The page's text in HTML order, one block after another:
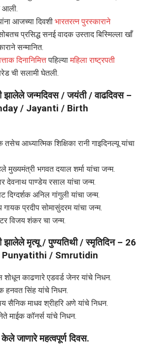
आली.
आजच्या दिवशी भारतरत्न पुरस्काराने
प्रसिद्ध सनई वादक उस्ताद बिस्मिल्ला खाँ
सन्मानित.
दिनानिमित्तपहिल्यामहिला राष्ट्रपती
ची सलामी घेतली.
झालेले जन्मदिवस / जयंती / वाढदिवस –
/ Jayanti / Birth
आध्यात्मिक शिक्षिका रानी गाइदिनल्यू यांचा
मुख्यमंत्री भगवत दयाल शर्मा यांचा जन्म.
देवनाथ पाण्डेय रसाल यांचा जन्म.
दिग्दर्शक अनिल गांगुली यांचा जन्म.
गायक प्रदीप सोमासुंदरम यांचा जन्म.
विजय शंकर चा जन्म.
झालेले मृत्यू / पुण्यतिथी / स्मृतिदिन – 26
Punyatithi / Smrutidin
शोधून काढणारे एडवर्ड जेनर यांचे निधन.
हनवत सिंह यांचे निधन.
सैनिक माधव श्रीहरि अणे यांचे निधन.
माईक कॉनर्स यांचे निधन.
जाणारे महत्वपूर्ण दिवस.